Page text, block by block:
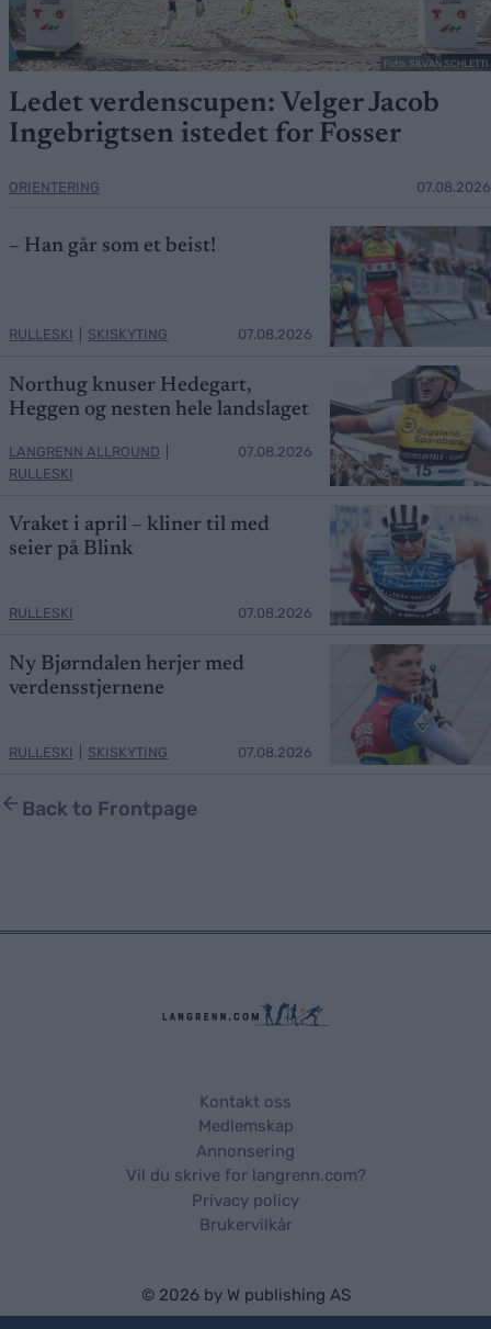
Foto: SILVAN SCHLETTI
Ledet verdenscupen: Velger Jacob
Ingebrigtsen istedet for Fosser
ORIENTERING 07.08.2026
– Han går som et beist!
RULLESKI SKISKYTING 07.08.2026
Northug knuser Hedegart,
Heggen og nesten hele landslaget
LANGRENN ALLROUND
RULLESKI
07.08.2026
Vraket i april – kliner til med
seier på Blink
RULLESKI 07.08.2026
Ny Bjørndalen herjer med
verdensstjernene
RULLESKI SKISKYTING 07.08.2026
Back to Frontpage
Kontakt oss
Medlemskap
Annonsering
Vil du skrive for langrenn.com?
Privacy policy
Brukervilkår
© 2026 by W publishing AS